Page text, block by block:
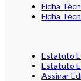
Ficha
Ficha
Estatuto
Estatuto
Assinar